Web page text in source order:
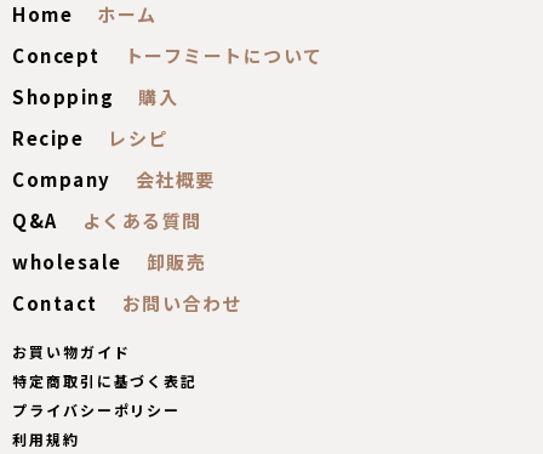
Home
Concept
Shopping
Recipe
Company
Q&A
wholesale
Contact
お買い物ガイド
特定商取引に基づく表記
プライバシーポリシー
利用規約